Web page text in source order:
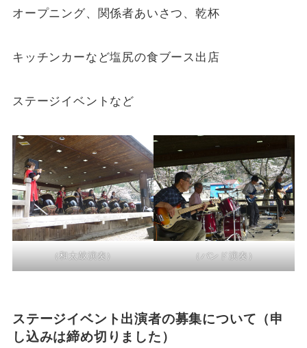
オープニング、関係者あいさつ、乾杯
キッチンカーなど塩尻の食ブース出店
ステージイベントなど
（和太鼓演奏） （バンド演奏）
ステージイベント出演者の募集について（申
し込みは締め切りました）